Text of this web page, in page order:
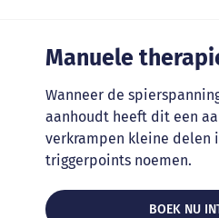
Manuele
Wanneer de
aanhoudt heeft dit een
verkrampen kleine delen
triggerpoints noemen.
BOEK NU